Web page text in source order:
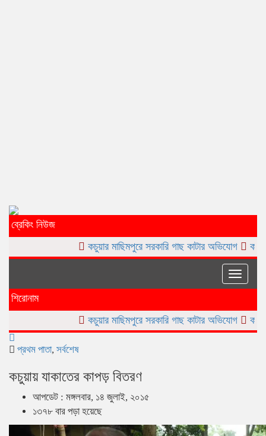
ব্রেকিং নিউজ
কচুয়ার মাছিমপুরে সরকারি গাছ কাটার অভিযোগ
কচুয়ার নোয়াগাঁওয়ে
Toggle
শিরোনাম
কচুয়ার মাছিমপুরে সরকারি গাছ কাটার অভিযোগ
কচুয়ার নোয়াগাঁওয়ে
প্রথম পাতা, সর্বশেষ
কচুয়ায় যাকাতের কাপড় বিতরণ
আপডেট : মঙ্গলবার, ১৪ জুলাই, ২০১৫
১৩৭৮ বার পড়া হয়েছে